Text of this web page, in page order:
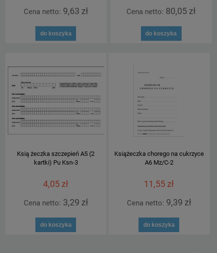
Cena netto: 9,63 zł
do koszyka
Cena netto: 80,05 zł
do koszyka
Ksią żeczka szczepień A5 (2
kartki) Pu Ksn-3
4,05 zł
Cena netto: 3,29 zł
do koszyka
Książeczka chorego na cukrzyce
A6 Mz/C-2
11,55 zł
Cena netto: 9,39 zł
do koszyka